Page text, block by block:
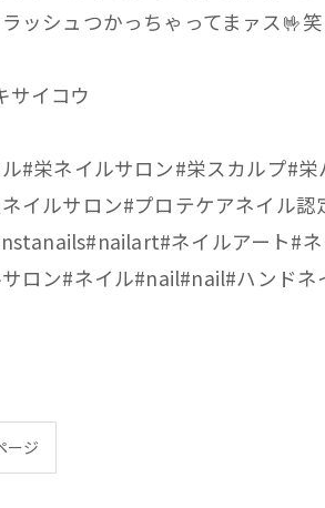
ッシュつかっちゃってまァス🤟笑
サイコウ
#栄ネイルサロン#栄スカルプ#
イルサロン#プロテケアネイル
ネイルアート#
ロン#ネイル#nail#nail#ハンド
ージ